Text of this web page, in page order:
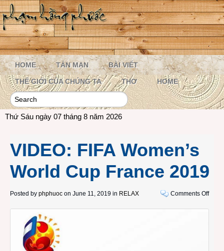
HOME TẢN MẠN BÀI VIẾT
THẾ GIỚI CỦA CHÚNG TA THƠ HOME
Thứ Sáu ngày 07 tháng 8 năm 2026
VIDEO: FIFA Women’s
World Cup France 2019
Posted by phphuoc on June 11, 2019 in RELAX Comments Offon